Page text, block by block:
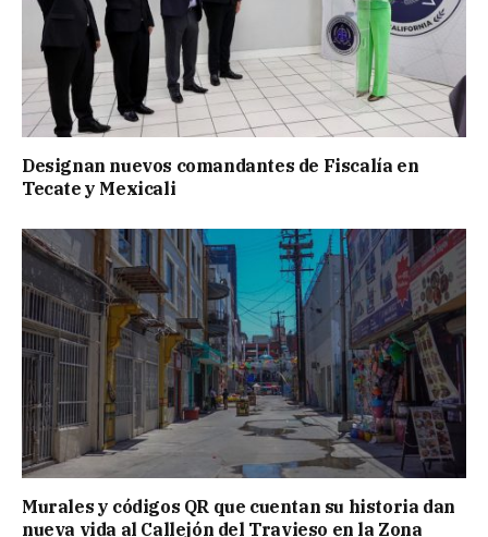
Designan nuevos comandantes de Fiscalía en
Tecate y Mexicali
Murales y códigos QR que cuentan su historia dan
nueva vida al Callejón del Travieso en la Zona